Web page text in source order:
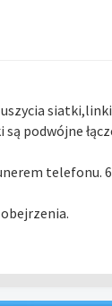
podwójne
telefonu.